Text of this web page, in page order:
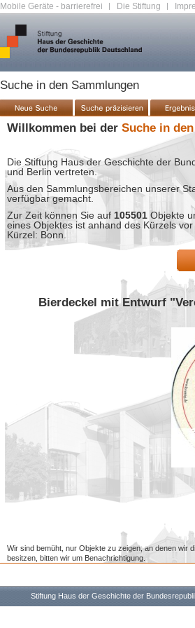
Mobile Geräte - barrierefrei | Die Stiftung |
Suche in den Sammlungen
Willkommen bei der Suche in
Die Stiftung Haus der Geschichte der
und Berlin vertreten.
Aus den Sammlungsbereichen unserer
verfügbar gemacht.
Zur Zeit können Sie auf 105501 Objekte
eines Objektes ist anhand des Kürzels
Kürzel: Bonn.
Bierdeckel mit Entwurf
Wir sind bemüht, nur Objekte zu zeigen, an denen wir
besitzen, bitten wir um Benachrichtigung.
Stiftung Haus der Geschichte der